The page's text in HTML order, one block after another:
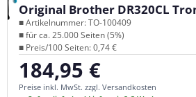
Original Brother DR320CL
■ Artikelnummer: TO-100409
■ für ca. 25.000 Seiten (5%)
■ Preis/100 Seiten: 0,74 €
Regulärer Preis:
184,95 €
Preise inkl. MwSt. zzgl. Versandkosten